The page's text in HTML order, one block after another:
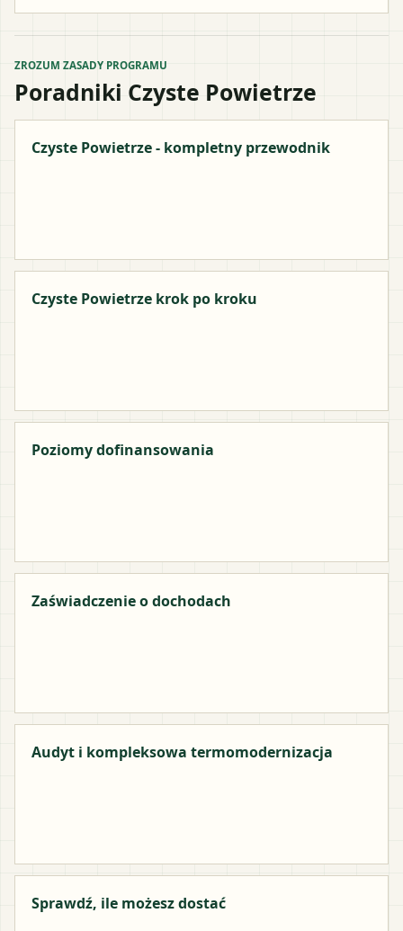
ZROZUM ZASADY PROGRAMU
Poradniki Czyste Powietrze
Czyste Powietrze - kompletny przewodnik
Czyste Powietrze krok po kroku
Poziomy dofinansowania
Zaświadczenie o dochodach
Audyt i kompleksowa termomodernizacja
Sprawdź, ile możesz dostać